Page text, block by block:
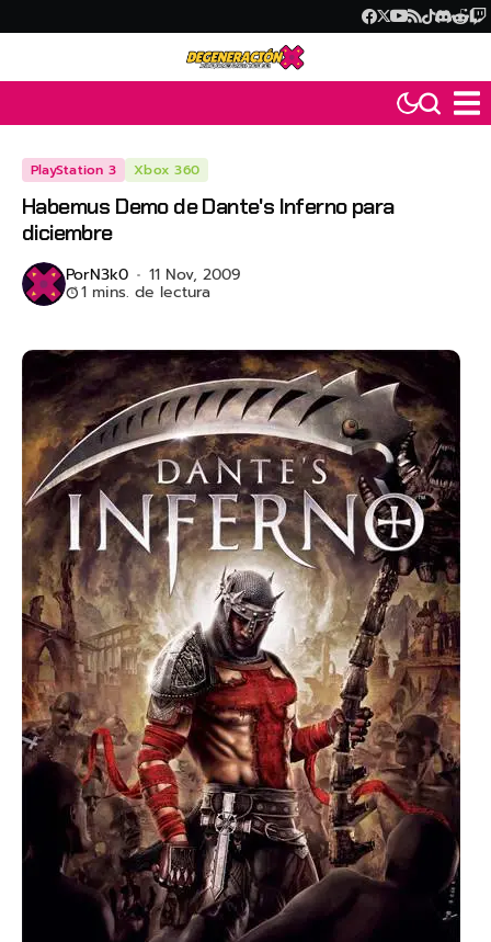
PlayStation 3 Xbox 360
Habemus Demo de Dante's Inferno para
diciembre
PorN3k0 11 Nov, 2009
1 mins. de lectura